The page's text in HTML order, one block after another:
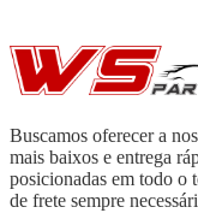
Buscamos oferecer a
mais baixos e entrega
posicionadas em todo o
de frete sempre